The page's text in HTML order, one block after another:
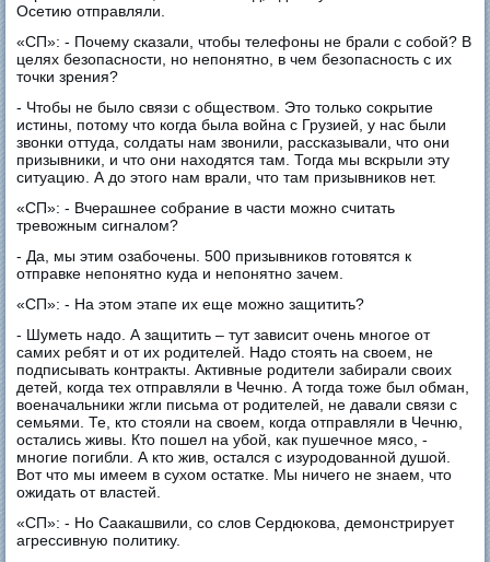
Осетию отправляли.
«СП»: - Почему сказали, чтобы телефоны не брали с собой? В
целях безопасности, но непонятно, в чем безопасность с их
точки зрения?
- Чтобы не было связи с обществом. Это только сокрытие
истины, потому что когда была война с Грузией, у нас были
звонки оттуда, солдаты нам звонили, рассказывали, что они
призывники, и что они находятся там. Тогда мы вскрыли эту
ситуацию. А до этого нам врали, что там призывников нет.
«СП»: - Вчерашнее собрание в части можно считать
тревожным сигналом?
- Да, мы этим озабочены. 500 призывников готовятся к
отправке непонятно куда и непонятно зачем.
«СП»: - На этом этапе их еще можно защитить?
- Шуметь надо. А защитить – тут зависит очень многое от
самих ребят и от их родителей. Надо стоять на своем, не
подписывать контракты. Активные родители забирали своих
детей, когда тех отправляли в Чечню. А тогда тоже был обман,
военачальники жгли письма от родителей, не давали связи с
семьями. Те, кто стояли на своем, когда отправляли в Чечню,
остались живы. Кто пошел на убой, как пушечное мясо, -
многие погибли. А кто жив, остался с изуродованной душой.
Вот что мы имеем в сухом остатке. Мы ничего не знаем, что
ожидать от властей.
«СП»: - Но Саакашвили, со слов Сердюкова, демонстрирует
агрессивную политику.